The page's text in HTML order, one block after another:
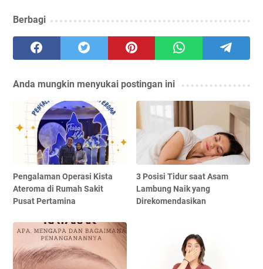
Berbagi
Anda mungkin menyukai postingan ini
Pengalaman Operasi Kista
Ateroma di Rumah Sakit
Pusat Pertamina
3 Posisi Tidur saat Asam
Lambung Naik yang
Direkomendasikan